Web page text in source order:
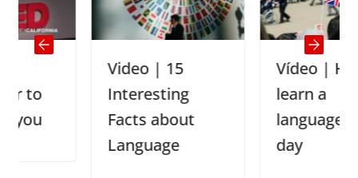
Video | 15
Interesting
Facts about
Language
Vídeo | How to
learn a
language every